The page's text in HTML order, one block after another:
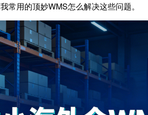
常用的顶妙WMS怎么解决这些问题。